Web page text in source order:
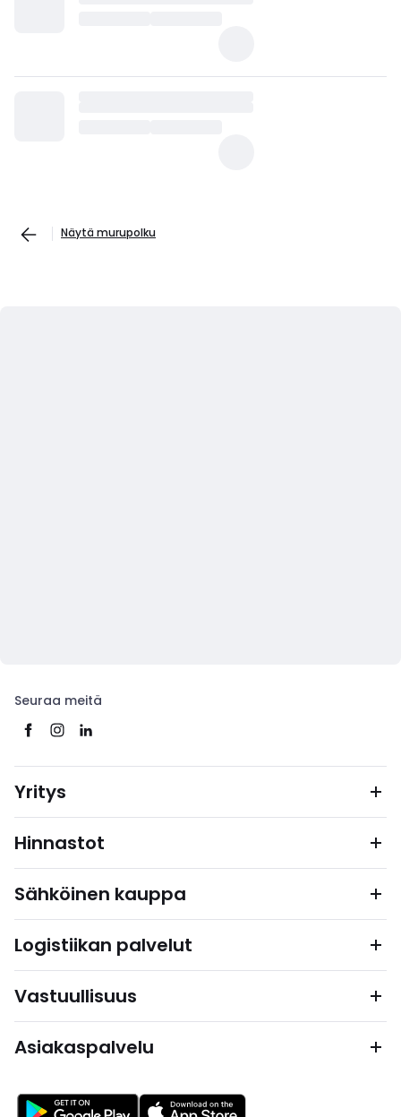
Näytä murupolku
Seuraa meitä
Yritys
Hinnastot
Sähköinen kauppa
Logistiikan palvelut
Vastuullisuus
Asiakaspalvelu